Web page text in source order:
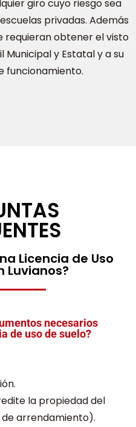
giro cuyo riesgo sea
privadas. Además
requieran obtener el visto
Municipal y Estatal y a su
funcionamiento.
Licencia de Uso
Luvianos?
necesarios
de uso de suelo?
la propiedad del
arrendamiento).